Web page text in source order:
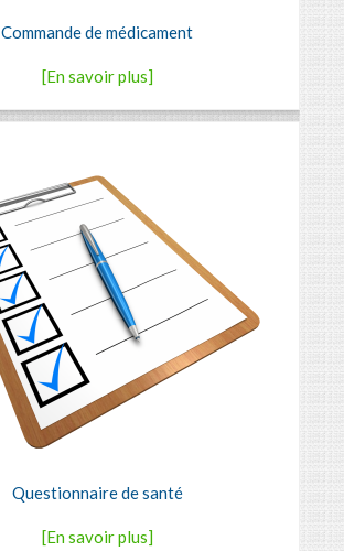
Commande de médicament
[En savoir plus]
Questionnaire de santé
[En savoir plus]